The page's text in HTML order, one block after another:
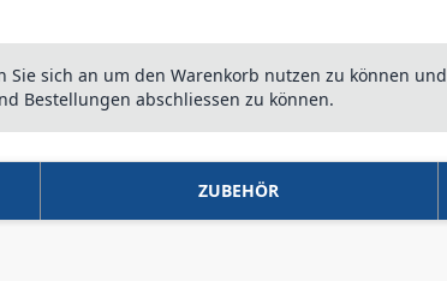
Sie sich an um den Warenkorb nutzen zu können und
Bestellungen abschliessen zu können.
ZUBEHÖR